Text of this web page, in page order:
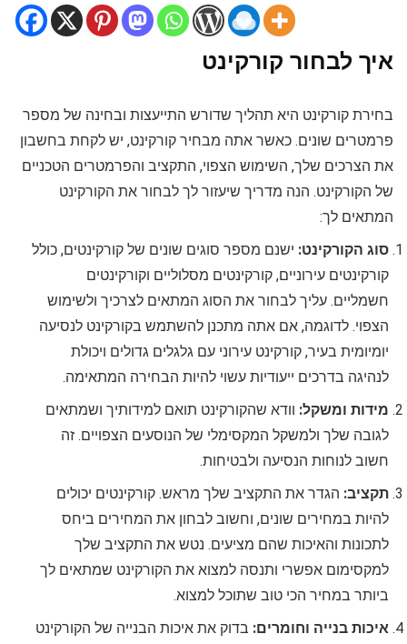
איך לבחור קורקינט
בחירת קורקינט היא תהליך שדורש התייעצות ובחינה של מספר
פרמטרים שונים. כאשר אתה מבחיר קורקינט, יש לקחת בחשבון
את הצרכים שלך, השימוש הצפוי, התקציב והפרמטרים הטכניים
של הקורקינט. הנה מדריך שיעזור לך לבחור את הקורקינט
המתאים לך:
סוג הקורקינט: ישנם מספר סוגים שונים של קורקינטים, כולל
קורקינטים עירוניים, קורקינטים מסלוליים וקורקינטים
חשמליים. עליך לבחור את הסוג המתאים לצרכיך ולשימוש
הצפוי. לדוגמה, אם אתה מתכנן להשתמש בקורקינט לנסיעה
יומיומית בעיר, קורקינט עירוני עם גלגלים גדולים ויכולת
לנהיגה בדרכים ייעודיות עשוי להיות הבחירה המתאימה.
מידות ומשקל: וודא שהקורקינט תואם למידותיך ושמתאים
לגובה שלך ולמשקל המקסימלי של הנוסעים הצפויים. זה
חשוב לנוחות הנסיעה ולבטיחות.
תקציב: הגדר את התקציב שלך מראש. קורקינטים יכולים
להיות במחירים שונים, וחשוב לבחון את המחירים ביחס
לתכונות והאיכות שהם מציעים. נטש את התקציב שלך
למקסימום אפשרי ותנסה למצוא את הקורקינט שמתאים לך
ביותר במחיר הכי טוב שתוכל למצוא.
איכות בנייה וחומרים: בדוק את איכות הבנייה של הקורקינט